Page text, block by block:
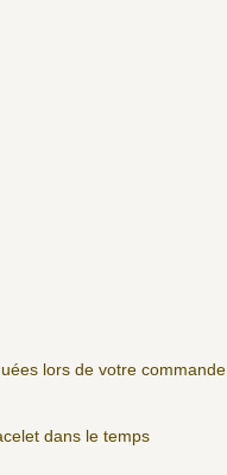
lors de votre commande.
dans le temps